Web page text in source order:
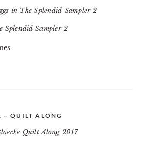
Splendid Sampler 2
– QUILT ALONG